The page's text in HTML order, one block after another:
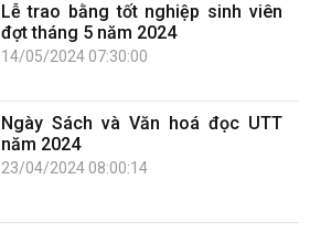
Lễ trao bằng tốt nghiệp sinh viên
đợt tháng 5 năm 2024
14/05/2024 07:30:00
Ngày Sách và Văn hoá đọc UTT
năm 2024
23/04/2024 08:00:14